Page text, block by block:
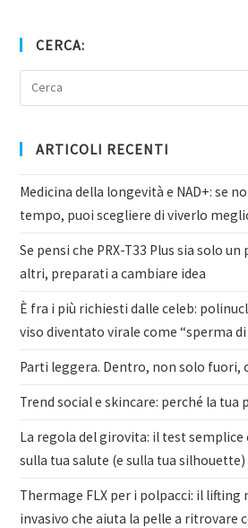
CERCA:
ARTICOLI RECENTI
Medicina della longevità e NAD+: se
tempo, puoi scegliere di viverlo
Se pensi che PRX-T33 Plus sia solo
altri, preparati a cambiare idea
È fra i più richiesti dalle celeb:
viso diventato virale come “sperma
Parti leggera. Dentro, non solo fuori,
Trend social e skincare: perché la
La regola del girovita: il test
sulla tua salute (e sulla tua silhouette)
Thermage FLX per i polpacci: il lifting
invasivo che aiuta la pelle a ritrovare